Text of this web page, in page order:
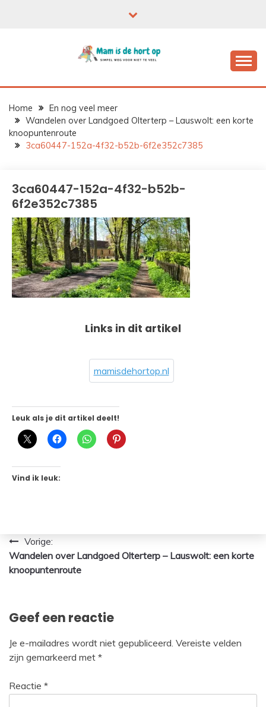
Home
En nog veel meer
Wandelen over Landgoed Olterterp – Lauswolt: een korte
knoopuntenroute
3ca60447-152a-4f32-b52b-6f2e352c7385
3ca60447-152a-4f32-b52b-
6f2e352c7385
Links in dit artikel
mamisdehortop.nl
Leuk als je dit artikel deelt!
Vind ik leuk:
Bericht
navigatie
Vorige:
Wandelen over Landgoed Olterterp – Lauswolt: een korte
knoopuntenroute
Geef een reactie
Je e-mailadres wordt niet gepubliceerd. Vereiste velden
zijn gemarkeerd met *
Reactie *